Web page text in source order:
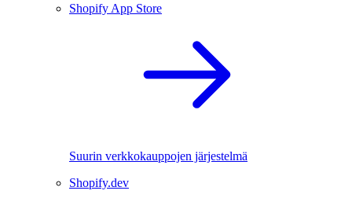
Shopify App Store
Suurin verkkokauppojen järjestelmä
Shopify.dev